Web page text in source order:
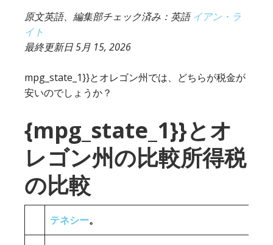
原文英語、編集部チェック済み：英語イアン・ラ
イト
最終更新日5月 15, 2026
mpg_state_1}}とオレゴン州では、どちらが税金が
安いのでしょうか？
{mpg_state_1}}とオ
レゴン州の比較所得税
の比較
テネシー。